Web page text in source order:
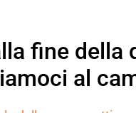
fine della
al